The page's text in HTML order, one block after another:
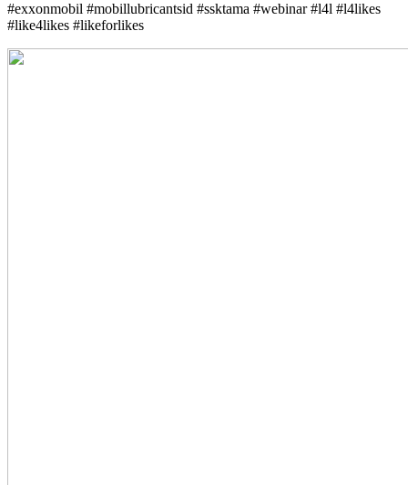
#exxonmobil #mobillubricantsid #ssktama #webinar #l4l #l4likes
#like4likes #likeforlikes